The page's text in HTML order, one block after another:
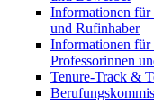
Informationen für
und Rufinhaber
Informationen für
Professorinnen
Tenure-Track &